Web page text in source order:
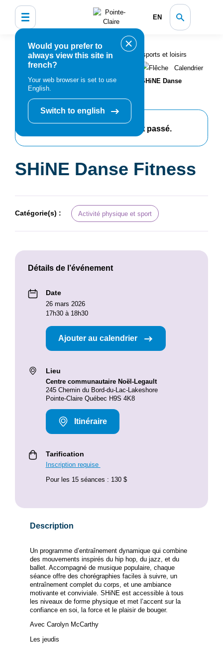
EN
Would you prefer to
always view this site in
french?
Your web browser is set to use
English.
Switch to english
Accueil
Bibliothèque, culture, sports et loisirs
Programmation et inscription
Calendrier
des événements et activités
SHiNE Danse
Fitness
Cet événement est passé.
SHiNE Danse Fitness
Catégorie(s) : Activité physique et sport
Détails de l’événement
Date
26 mars 2026
17h30 à 18h30
Ajouter au calendrier
Lieu
Centre communautaire Noël-Legault
245 Chemin du Bord-du-Lac-Lakeshore
Pointe-Claire Québec H9S 4K8
Itinéraire
Tarification
Inscription requise
Pour les 15 séances : 130 $
Description
Un programme d’entraînement dynamique qui combine
des mouvements inspirés du hip hop, du jazz, et du
ballet. Accompagné de musique populaire, chaque
séance offre des chorégraphies faciles à suivre, un
entraînement complet du corps, et une ambiance
motivante et conviviale. SHiNE est accessible à tous
les niveaux de forme physique et met l’accent sur la
confiance en soi, la force et le plaisir de bouger.
Avec Carolyn McCarthy
Les jeudis